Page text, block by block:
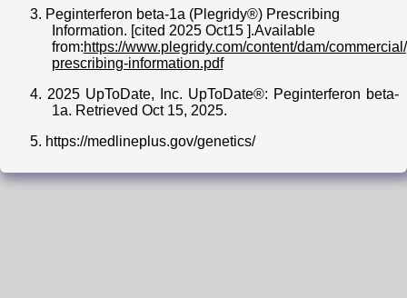
3. Peginterferon beta-1a (Plegridy®) Prescribing
Information. [cited 2025 Oct15 ].Available
from:https://www.plegridy.com/content/dam/
prescribing-information.pdf
4. 2025 UpToDate, Inc. UpToDate®: Peginterferon beta-
1a. Retrieved Oct 15, 2025.
5. https://medlineplus.gov/genetics/